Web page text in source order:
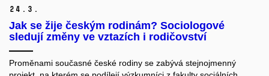
24. 3.
Jak se žije českým rodinám? Sociologové
sledují změny ve vztazích i rodičovství
Proměnami současné české rodiny se zabývá stejnojmenný